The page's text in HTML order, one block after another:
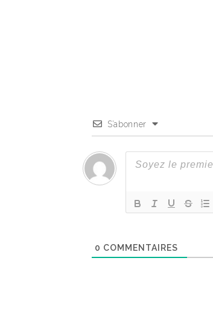
S’abonner
0 COMMENTAIRES